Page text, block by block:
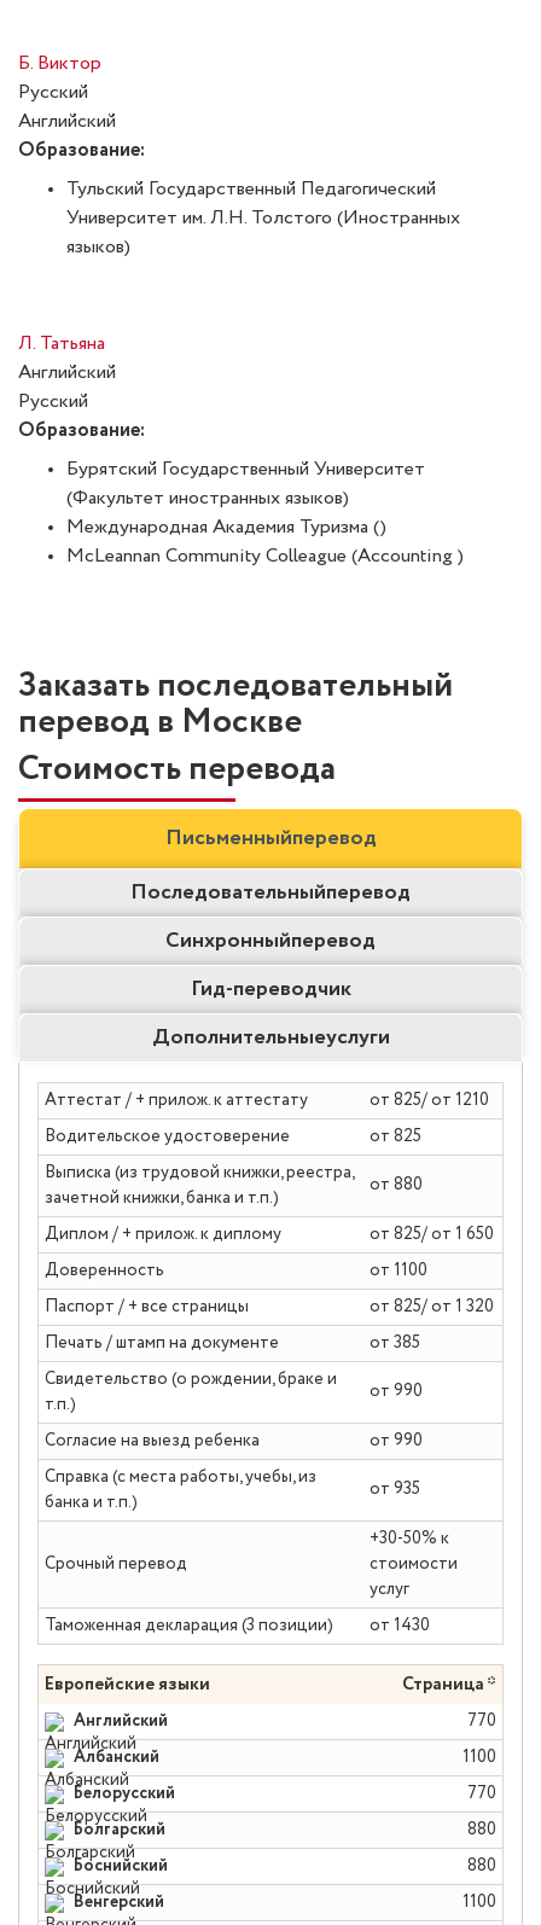
Б. Виктор
Русский
Английский
Образование:
Тульский Государственный Педагогический
Университет им. Л.Н. Толстого (Иностранных
языков)
Л. Татьяна
Английский
Русский
Образование:
Бурятский Государственный Университет
(Факультет иностранных языков)
Международная Академия Туризма ()
McLeannan Community Colleague (Accounting )
Заказать последовательный
перевод в Москве
Стоимость перевода
Письменныйперевод
Последовательныйперевод
Синхронныйперевод
Гид-переводчик
Дополнительныеуслуги
Аттестат / + прилож. к аттестату от 825/ от 1210
Водительское удостоверение от 825
Выписка (из трудовой книжки, реестра,
зачетной книжки, банка и т.п.)
от 880
Диплом / + прилож. к диплому от 825/ от 1 650
Доверенность от 1100
Паспорт / + все страницы от 825/ от 1 320
Печать / штамп на документе от 385
Свидетельство (о рождении, браке и
т.п.)
от 990
Согласие на выезд ребенка от 990
Справка (с места работы, учебы, из
банка и т.п.)
от 935
Срочный перевод
+30-50% к
стоимости
услуг
Таможенная декларация (3 позиции) от 1430
Европейские языки Страница *
Английский 770
Албанский 1100
Белорусский 770
Болгарский 880
Боснийский 880
Венгерский 1100